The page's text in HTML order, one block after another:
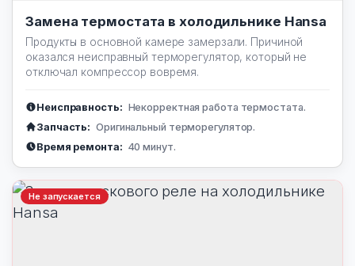
Замена термостата в холодильнике Hansa
Продукты в основной камере замерзали. Причиной
оказался неисправный терморегулятор, который не
отключал компрессор вовремя.
Неисправность: Некорректная работа термостата.
Запчасть: Оригинальный терморегулятор.
Время ремонта: 40 минут.
Не запускается